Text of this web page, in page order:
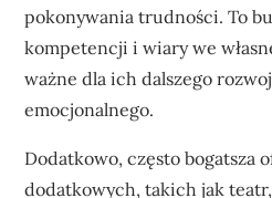
pokonywania trudności. To
kompetencji i wiary we
ważne dla ich dalszego
emocjonalnego.
Dodatkowo, często bogatsza
dodatkowych, takich jak